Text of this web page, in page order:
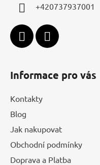
+420737937001
Informace pro vás
Kontakty
Blog
Jak nakupovat
Obchodní podmínky
Doprava a Platba